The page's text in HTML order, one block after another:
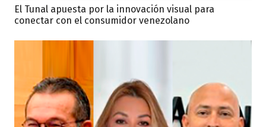
El Tunal apuesta por la innovación visual para
conectar con el consumidor venezolano